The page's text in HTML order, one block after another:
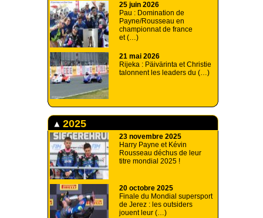
25 juin 2026
Pau : Domination de
Payne/Rousseau en
championnat de france
et (…)
21 mai 2026
Rijeka : Päivärinta et Christie
talonnent les leaders du (…)
2025
23 novembre 2025
Harry Payne et Kévin
Rousseau déchus de leur
titre mondial 2025 !
20 octobre 2025
Finale du Mondial supersport
de Jerez : les outsiders
jouent leur (…)